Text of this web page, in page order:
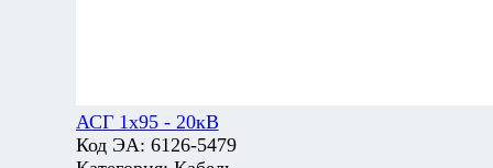
АСГ 1х95 - 20кВ
Код ЭА: 6126-5479